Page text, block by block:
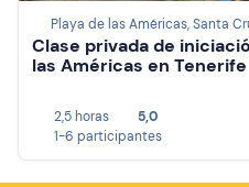
Playa de las Américas, Santa
Clase privada de
las Américas en Tenerife
2,5 horas
5,0
1-6 participantes